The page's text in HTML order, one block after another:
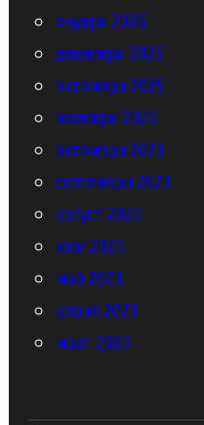
януари 2026
декември 2025
октомври 2025
ноември 2023
октомври 2023
септември 2023
август 2023
юни 2023
май 2023
април 2023
март 2023